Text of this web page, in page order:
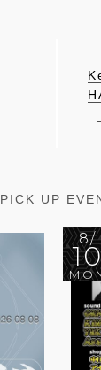
PICK UP
8/